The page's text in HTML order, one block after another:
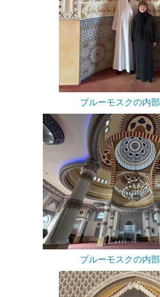
ブルーモスクの内
ブルーモスクの内